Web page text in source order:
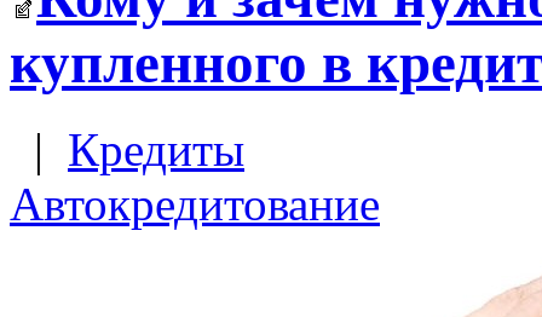
купленного в
| Кредиты
Автокредитование